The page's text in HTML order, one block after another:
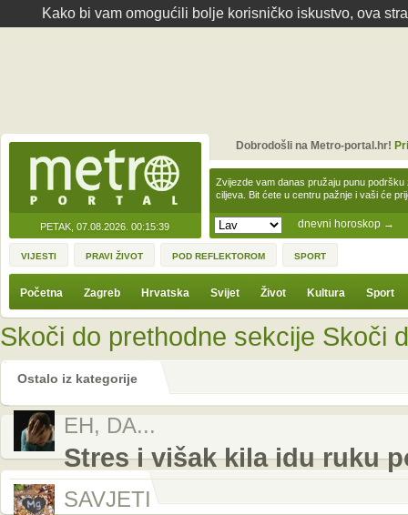
Kako bi vam omogućili bolje korisničko iskustvo, ova
PETAK, 07.08.2026. 00:15:39 dnevni horoskop →
Zvijezde vam danas pružaju punu
ciljeva. Bit ćete u centru pažnje i vaši će
Dobrodošli na Metro-portal.hr!
VIJESTI PRAVI ŽIVOT POD REFLEKTOROM SPORT
Početna Zagreb Hrvatska Svijet Život Kultura Sport
Skoči do prethodne sekcije Skoči
Ostalo iz kategorije
EH, DA...
Stres i višak kila idu ruku
SAVJETI